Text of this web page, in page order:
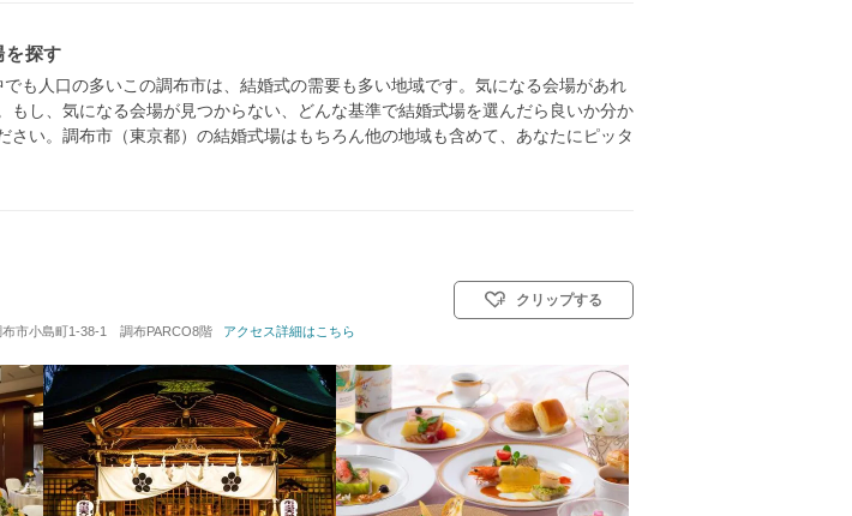
を探す
も人口の多いこの調布市は、結婚式の需要も多い地域です。気になる会場があれ
し、気になる会場が見つからない、どんな基準で結婚式場を選んだら良いか分か
さい。調布市（東京都）の結婚式場はもちろん他の地域も含めて、あなたにピッタ
着席：6名 ～ 100名 挙式スタイル: 教会式(キリスト教式)／神前式／人前式／仏前式
布市小島町1-38-1 調布PARCO8階 アクセス詳細はこちら
クリップする